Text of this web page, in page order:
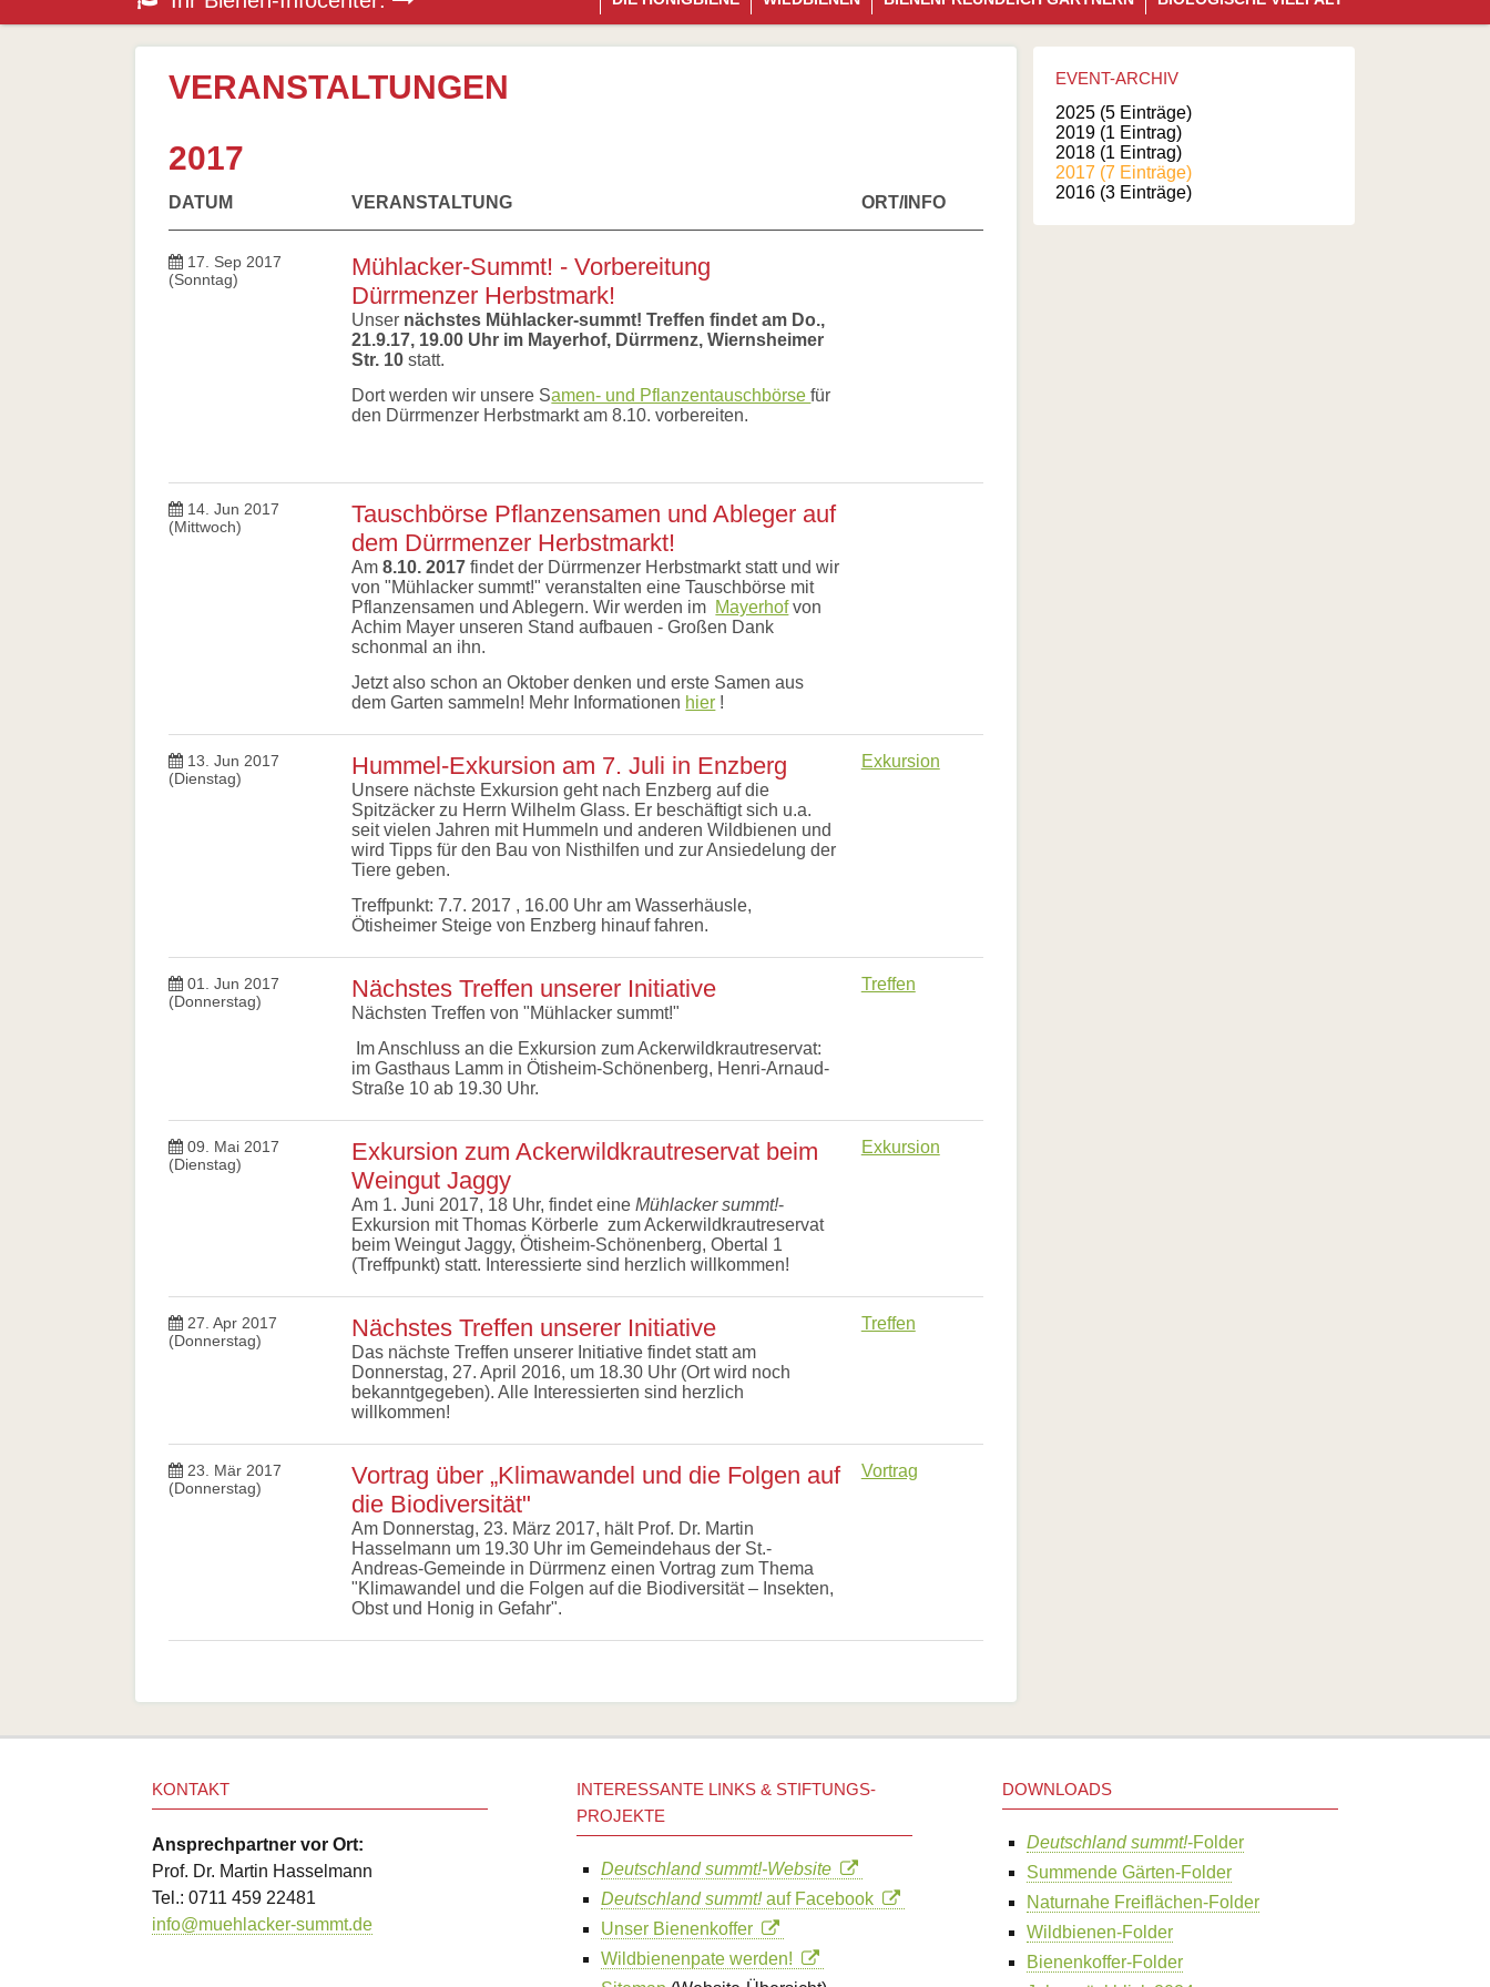
überspringen
Honigbiene
Bestäubungsfunktion
Bienensterben
More
Wesensgemäße
Bienenhaltung
Stadtimkerei
Literatur
Links
Wildbienen
Wildbienenarten
Gärtnern
Allgemein
Links
VERANSTALTUNGEN
2017
DATUM VERANSTALTUNG ORT/INFO
17. Sep 2017
(Sonntag)
Mühlacker-Summt! - Vorbereitung
Dürrmenzer Herbstmark!
Unser nächstes Mühlacker-summt! Treffen findet am Do.,
21.9.17, 19.00 Uhr im Mayerhof, Dürrmenz, Wiernsheimer
Str. 10statt.
Dort werden wir unsere Samen- und Pflanzentauschbörsefür
den Dürrmenzer Herbstmarkt am 8.10. vorbereiten.
14. Jun 2017
(Mittwoch)
Tauschbörse Pflanzensamen und Ableger auf
dem Dürrmenzer Herbstmarkt!
Am 8.10. 2017 findet der Dürrmenzer Herbstmarkt statt und wir
von "Mühlacker summt!" veranstalten eine Tauschbörse mit
Pflanzensamen und Ablegern. Wir werden im Mayerhofvon
Achim Mayer unseren Stand aufbauen - Großen Dank
schonmal an ihn.
Jetzt also schon an Oktober denken und erste Samen aus
dem Garten sammeln! Mehr Informationen hier !
13. Jun 2017
(Dienstag)
Hummel-Exkursion am 7. Juli in Enzberg
Unsere nächste Exkursion geht nach Enzberg auf die
Spitzäcker zu Herrn Wilhelm Glass. Er beschäftigt sich u.a.
seit vielen Jahren mit Hummeln und anderen Wildbienen und
wird Tipps für den Bau von Nisthilfen und zur Ansiedelung der
Tiere geben.
Treffpunkt: 7.7. 2017 , 16.00 Uhr am Wasserhäusle,
Ötisheimer Steige von Enzberg hinauf fahren.
Exkursion
01. Jun 2017
(Donnerstag)
Nächstes Treffen unserer Initiative
Nächsten Treffen von "Mühlacker summt!"
Im Anschluss an die Exkursion zum Ackerwildkrautreservat:
im Gasthaus Lamm in Ötisheim-Schönenberg, Henri-Arnaud-
Straße 10 ab 19.30 Uhr.
Treffen
09. Mai 2017
(Dienstag)
Exkursion zum Ackerwildkrautreservat beim
Weingut Jaggy
Am 1. Juni 2017, 18 Uhr, findet eineMühlacker summt!-
Exkursion mit Thomas Körberle zum Ackerwildkrautreservat
beim Weingut Jaggy, Ötisheim-Schönenberg, Obertal 1
(Treffpunkt) statt. Interessierte sind herzlich willkommen!
Exkursion
27. Apr 2017
(Donnerstag)
Nächstes Treffen unserer Initiative
Das nächste Treffen unserer Initiative findet statt am
Donnerstag, 27. April 2016, um 18.30 Uhr (Ort wird noch
bekanntgegeben). Alle Interessierten sind herzlich
willkommen!
Treffen
23. Mär 2017
(Donnerstag)
Vortrag über „Klimawandel und die Folgen auf
die Biodiversität"
Am Donnerstag, 23. März 2017, hält Prof. Dr. Martin
Hasselmann um 19.30 Uhr im Gemeindehaus der St.-
Andreas-Gemeinde in Dürrmenz einen Vortrag zum Thema
"Klimawandel und die Folgen auf die Biodiversität – Insekten,
Obst und Honig in Gefahr".
Vortrag
EVENT-ARCHIV
2025 (5 Einträge)
2019 (1 Eintrag)
2018 (1 Eintrag)
2017 (7 Einträge)
2016 (3 Einträge)
KONTAKT
Ansprechpartner vor Ort:
Prof. Dr. Martin Hasselmann
Tel.: 0711 459 22481
info@muehlacker-summt.de
INTERESSANTE LINKS & STIFTUNGS-
PROJEKTE
Deutschland summt!-Website
Deutschland summt!auf Facebook
Unser Bienenkoffer
Wildbienenpate werden!
DOWNLOADS
Deutschland summt!-Folder
Summende Gärten-Folder
Naturnahe Freiflächen-Folder
Wildbienen-Folder
Bienenkoffer-Folder